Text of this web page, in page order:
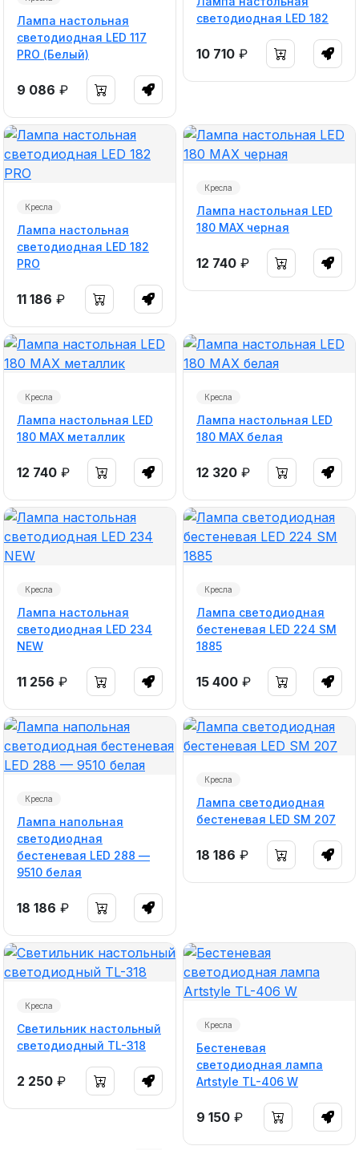
Лампа настольная
светодиодная LED 117
PRO (Белый)
9 086 ₽
светодиодная LED 182
10 710 ₽
Кресла
Лампа настольная
светодиодная LED 182
PRO
11 186 ₽
Кресла
Лампа настольная LED
180 MAX черная
12 740 ₽
Кресла
Лампа настольная LED
180 MAX металлик
12 740 ₽
Кресла
Лампа настольная LED
180 MAX белая
12 320 ₽
Кресла
Лампа настольная
светодиодная LED 234
NEW
11 256 ₽
Кресла
Лампа светодиодная
бестеневая LED 224 SM
1885
15 400 ₽
Кресла
Лампа напольная
светодиодная
бестеневая LED 288 —
9510 белая
18 186 ₽
Кресла
Лампа светодиодная
бестеневая LED SM 207
18 186 ₽
Кресла
Светильник настольный
светодиодный TL-318
2 250 ₽
Кресла
Бестеневая
светодиодная лампа
Artstyle TL-406 W
9 150 ₽